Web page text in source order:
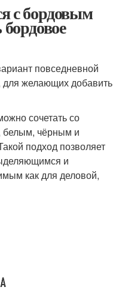
с бордовым
повседневной
желающих добавить
сочетать со
белым, чёрным и
подход позволяет
и
как для деловой,